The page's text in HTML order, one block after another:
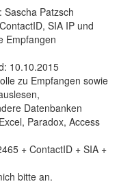
Sascha Patzsch
SIA IP und
Empfangen
10.10.2015
zu Empfangen sowie
Datenbanken
Paradox, Access
+ ContactID + SIA +
bitte an.